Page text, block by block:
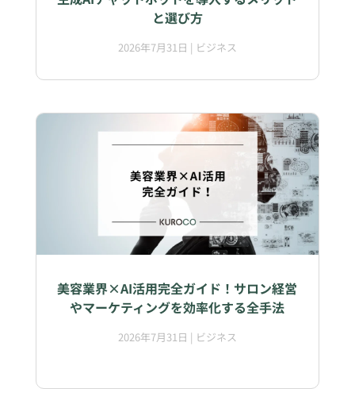
と選び方
2026年7月31日 | ビジネス
美容業界×AI活用完全ガイド！サロン経営
やマーケティングを効率化する全手法
2026年7月31日 | ビジネス